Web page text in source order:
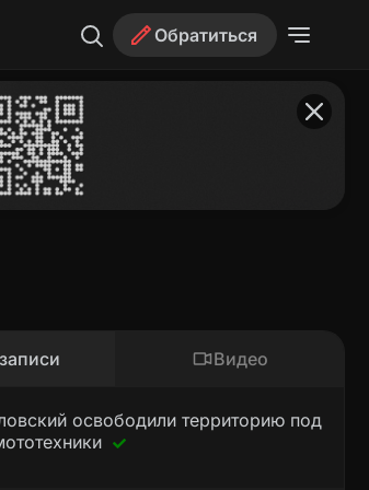
Обратиться
Видео
освободили территорию под